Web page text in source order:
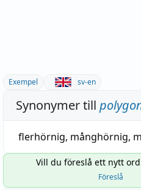
Exempel sv-en
Synonymer till
flerhörnig, månghörnig,
Vill du föreslå ett nytt
Föreslå